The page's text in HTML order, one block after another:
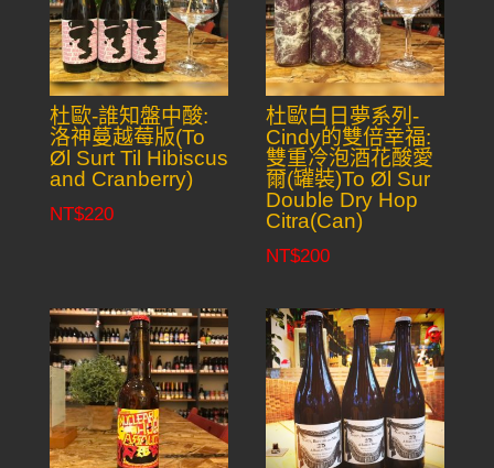
杜歐-誰知盤中酸:
洛神蔓越莓版(To
Øl Surt Til Hibiscus
and Cranberry)
NT$220
杜歐白日夢系列-
Cindy的雙倍幸福:
雙重冷泡酒花酸愛
爾(罐裝)To Øl Sur
Double Dry Hop
Citra(Can)
NT$200